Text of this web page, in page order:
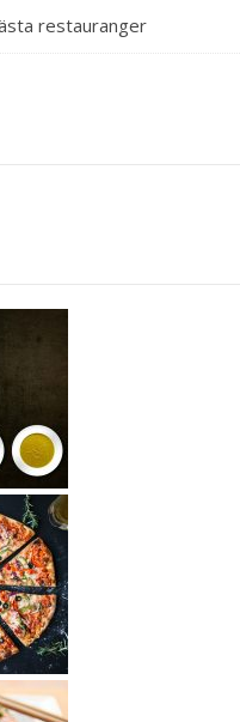
restauranger